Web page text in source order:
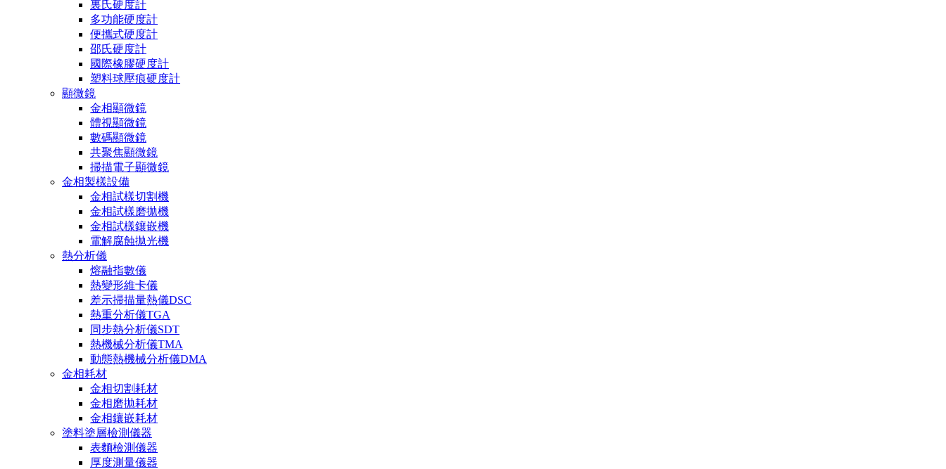
裏氏硬度計
多功能硬度計
便攜式硬度計
邵氏硬度計
國際橡膠硬度計
塑料球壓痕硬度計
顯微鏡
金相顯微鏡
體視顯微鏡
數碼顯微鏡
共聚焦顯微鏡
掃描電子顯微鏡
金相製樣設備
金相試樣切割機
金相試樣磨拋機
金相試樣鑲嵌機
電解腐蝕拋光機
熱分析儀
熔融指數儀
熱變形維卡儀
差示掃描量熱儀DSC
熱重分析儀TGA
同步熱分析儀SDT
熱機械分析儀TMA
動態熱機械分析儀DMA
金相耗材
金相切割耗材
金相磨拋耗材
金相鑲嵌耗材
塗料塗層檢測儀器
表麵檢測儀器
厚度測量儀器